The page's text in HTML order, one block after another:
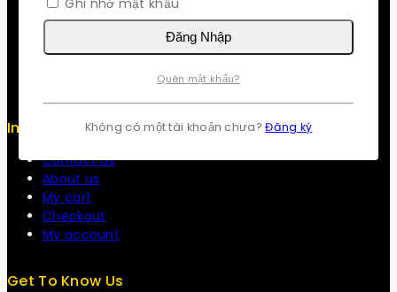
Return Policy
Security
Info
Contact us
About us
My cart
Checkout
My account
Get To Know Us
Đăng Nhập
Quên mật khẩu?
Không có một tài khoản chưa?Đăng ký